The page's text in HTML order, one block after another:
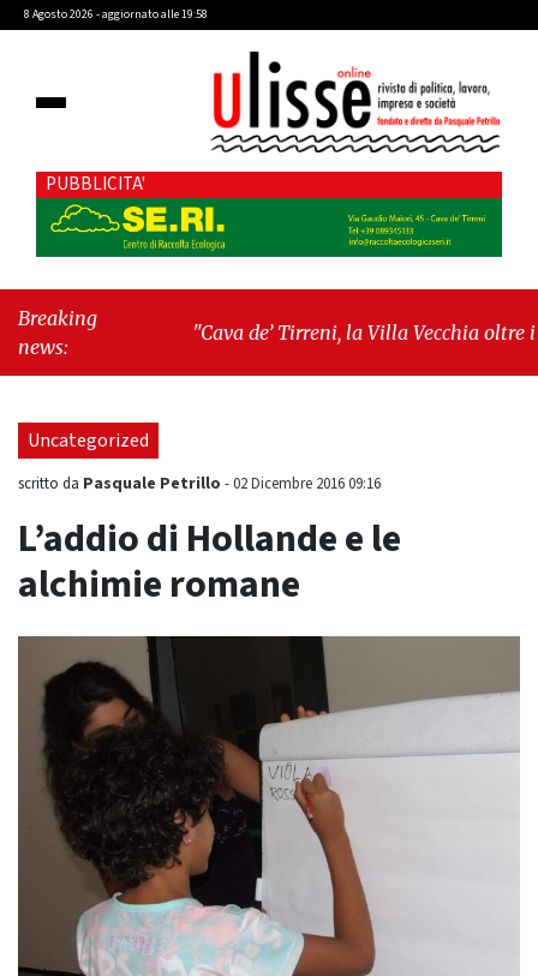
8 Agosto 2026 - aggiornato alle 19:58
PUBBLICITA'
Breaking
news:
"Cava de’ Tirreni, la Villa Vecchia oltre i
seduta consiliare: “Serve chiarezza!”"
Uncategorized
scritto da Pasquale Petrillo -02 Dicembre 2016 09:16
L’addio di Hollande e le
alchimie romane